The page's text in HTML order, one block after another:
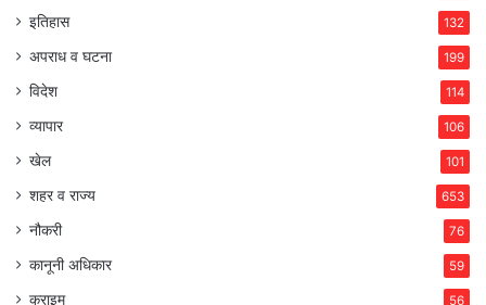
इतिहास 132
अपराध व घटना 199
विदेश 114
व्यापार 106
खेल 101
शहर व राज्य 653
नौकरी 76
कानूनी अधिकार 59
क्राइम 56